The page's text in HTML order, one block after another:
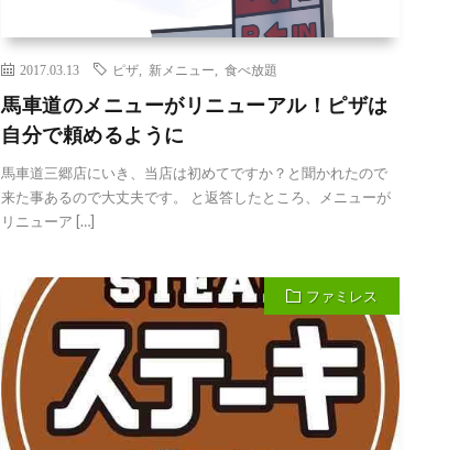
2017.03.13 ピザ 新メニュー ,食べ放題
馬車道のメニューがリニューアル！ピザは
自分で頼めるように
馬車道三郷店にいき、当店は初めてですか？と聞かれたので
来た事あるので大丈夫です。 と返答したところ、メニューが
リニューア […]
ファミレス